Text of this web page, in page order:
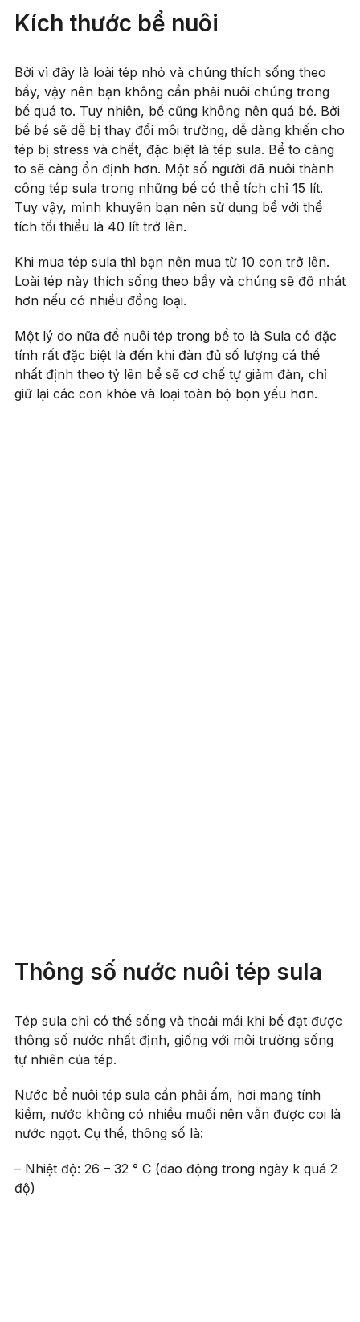
Kích thước bể nuôi
Bởi vì đây là loài tép nhỏ và chúng thích sống theo
bầy, vậy nên bạn không cần phải nuôi chúng trong
bể quá to. Tuy nhiên, bể cũng không nên quá bé. Bởi
bể bé sẽ dễ bị thay đổi môi trường, dễ dàng khiến cho
tép bị stress và chết, đặc biệt là tép sula. Bể to càng
to sẽ càng ổn định hơn. Một số người đã nuôi thành
công tép sula trong những bể có thể tích chỉ 15 lít.
Tuy vậy, mình khuyên bạn nên sử dụng bể với thể
tích tối thiểu là 40 lít trở lên.
Khi mua tép sula thì bạn nên mua từ 10 con trở lên.
Loài tép này thích sống theo bầy và chúng sẽ đỡ nhát
hơn nếu có nhiều đồng loại.
Một lý do nữa để nuôi tép trong bể to là Sula có đặc
tính rất đặc biệt là đến khi đàn đủ số lượng cá thể
nhất định theo tỷ lên bể sẽ cơ chế tự giảm đàn, chỉ
giữ lại các con khỏe và loại toàn bộ bọn yếu hơn.
Thông số nước nuôi tép sula
Tép sula chỉ có thể sống và thoải mái khi bể đạt được
thông số nước nhất định, giống với môi trường sống
tự nhiên của tép.
Nước bể nuôi tép sula cần phải ấm, hơi mang tính
kiềm, nước không có nhiều muối nên vẫn được coi là
nước ngọt. Cụ thể, thông số là:
– Nhiệt độ: 26 – 32 ° C (dao động trong ngày k quá 2
độ)